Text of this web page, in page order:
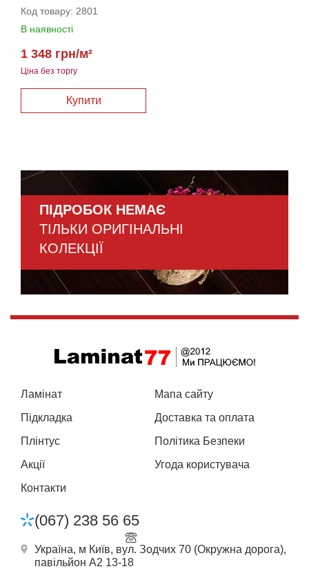
Код товару: 2801
В наявності
Ціна без торгу
1 348 грн/м²
ПІДРОБОК НЕМАЄ
ТІЛЬКИ ОРИГІНАЛЬНІ
КОЛЕКЦІЇ
Ламінат
Підкладка
Плінтус
Акції
Контакти
Мапа сайту
Доставка та оплата
Політика Безпеки
Угода користувача
(067) 238 56 65
Україна, м Київ, вул. Зодчих 70 (Окружна дорога),
павільйон А2 13-18